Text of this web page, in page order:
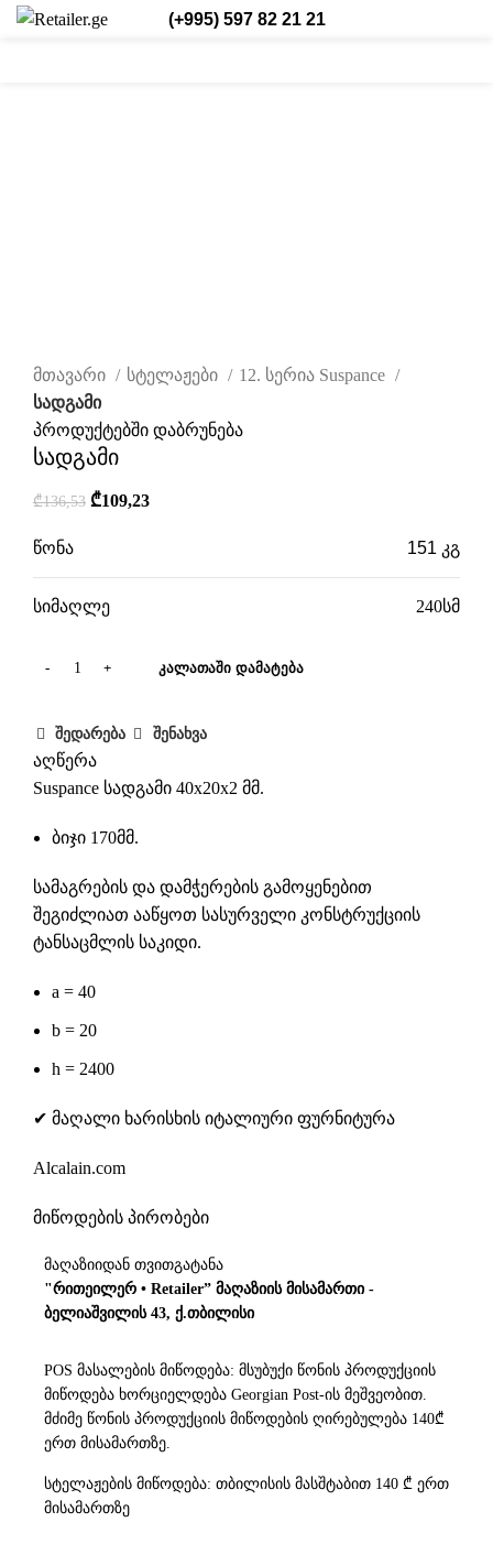
(+995) 597 82 21 21
მთავარი
სტელაჟები
12. სერია Suspance
სადგამი
პროდუქტებში დაბრუნება
სადგამი
₾136,53 ₾109,23
წონა 151 კგ
სიმაღლე 240სმ
ᲙᲐᲚᲐᲗᲐᲨᲘ ᲓᲐᲛᲐᲢᲔᲑᲐ
შედარება შენახვა
აღწერა
Suspance სადგამი 40x20x2 მმ.
ბიჯი 170მმ.
სამაგრების და დამჭერების გამოყენებით
შეგიძლიათ ააწყოთ სასურველი კონსტრუქციის
ტანსაცმლის საკიდი.
a = 40
b = 20
h = 2400
✔ მაღალი ხარისხის იტალიური ფურნიტურა
Alcalain.com
მიწოდების პირობები
მაღაზიიდან თვითგატანა
"რითეილერ • Retailer” მაღაზიის მისამართი -
ბელიაშვილის 43, ქ.თბილისი
POS მასალების მიწოდება: მსუბუქი წონის პროდუქციის
მიწოდება ხორციელდება Georgian Post-ის მეშვეობით.
მძიმე წონის პროდუქციის მიწოდების ღირებულება 140₾
ერთ მისამართზე.
სტელაჟების მიწოდება: თბილისის მასშტაბით 140 ₾ ერთ
მისამართზე